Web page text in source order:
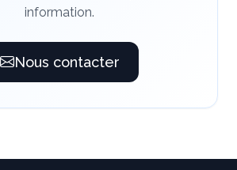
information.
Nous contacter